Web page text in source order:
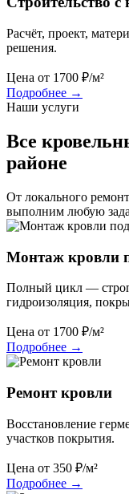
Расчёт, проект,
решения.
Цена от 1700 ₽/м²
Подробнее →
Наши услуги
Все
районе
От локального
выполним любую
Монтаж кровли
Полный цикл —
гидроизоляция,
Цена от 1700 ₽/м²
Подробнее →
Ремонт кровли
Восстановление
участков покрытия.
Цена от 350 ₽/м²
Подробнее →